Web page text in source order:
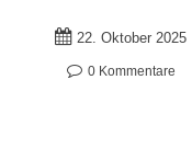
22. Oktober 2025
0 Kommentare